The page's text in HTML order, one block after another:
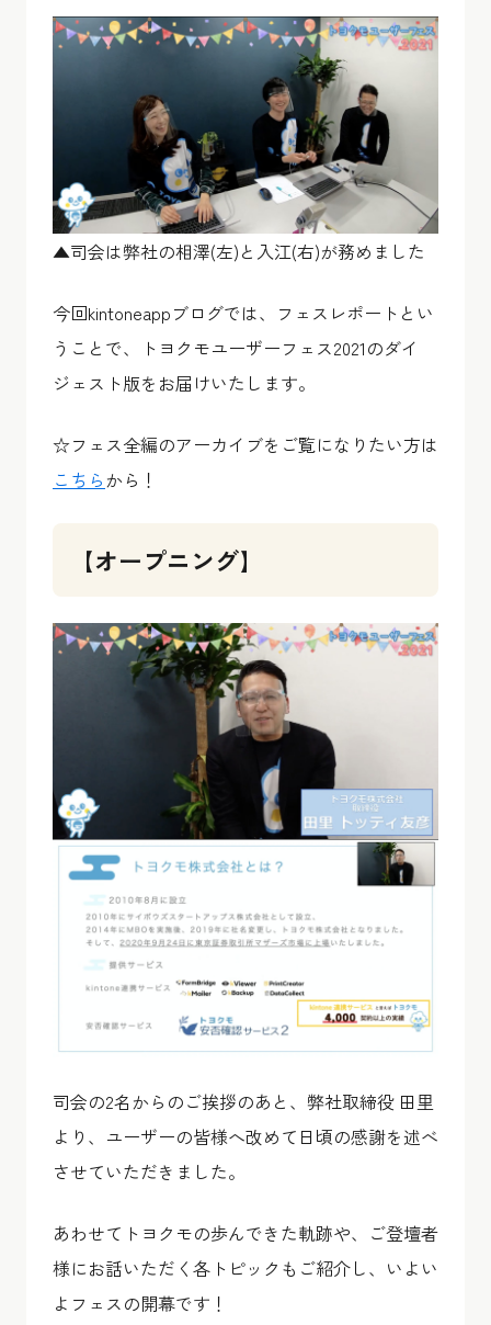
▲司会は弊社の相澤(左)と入江(右)が務めました
今回kintoneappブログでは、フェスレポートとい
うことで、トヨクモユーザーフェス2021のダイ
ジェスト版をお届けいたします。
☆フェス全編のアーカイブをご覧になりたい方は
こちらから！
【オープニング】
司会の2名からのご挨拶のあと、弊社取締役 田里
より、ユーザーの皆様へ改めて日頃の感謝を述べ
させていただきました。
あわせてトヨクモの歩んできた軌跡や、ご登壇者
様にお話いただく各トピックもご紹介し、いよい
よフェスの開幕です！